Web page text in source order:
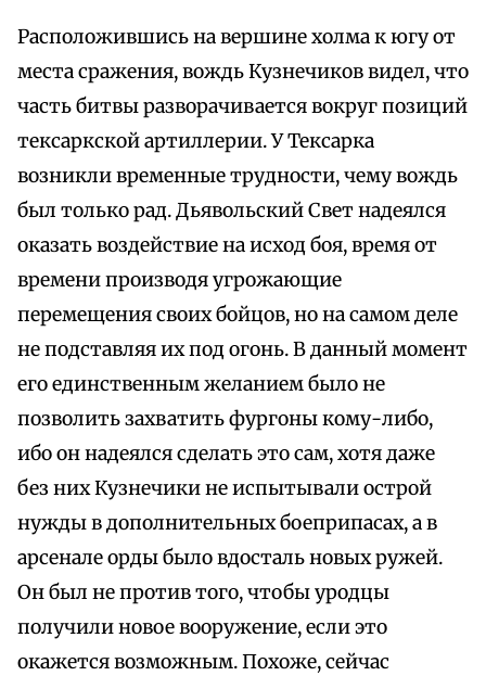
Расположившись на вершине холма к югу от
места сражения, вождь Кузнечиков видел, что
часть битвы разворачивается вокруг позиций
тексаркской артиллерии. У Тексарка
возникли временные трудности, чему вождь
был только рад. Дьявольский Свет надеялся
оказать воздействие на исход боя, время от
времени производя угрожающие
перемещения своих бойцов, но на самом деле
не подставляя их под огонь. В данный момент
его единственным желанием было не
позволить захватить фургоны кому-либо,
ибо он надеялся сделать это сам, хотя даже
без них Кузнечики не испытывали острой
нужды в дополнительных боеприпасах, а в
арсенале орды было вдосталь новых ружей.
Он был не против того, чтобы уродцы
получили новое вооружение, если это
окажется возможным. Похоже, сейчас